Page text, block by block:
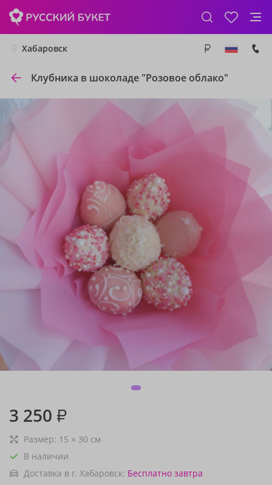
Хабаровск
Клубника в шоколаде "Розовое облако"
3 250 ₽
Размер: 15 × 30 см
В наличии
Доставка в г. Хабаровск: Бесплатно завтра